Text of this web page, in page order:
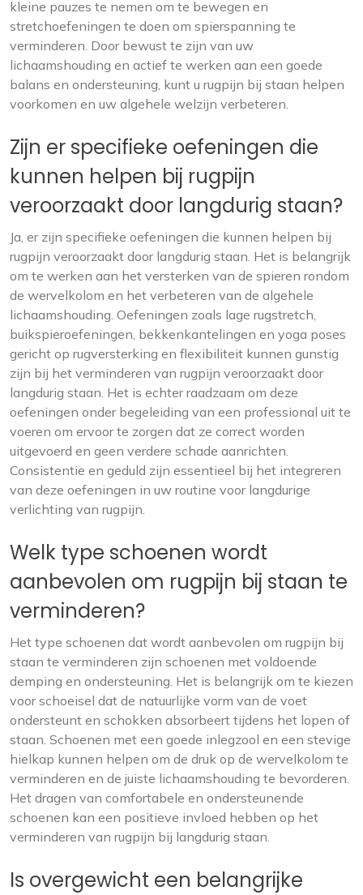
kleine pauzes te nemen om te bewegen en
stretchoefeningen te doen om spierspanning te
verminderen. Door bewust te zijn van uw
lichaamshouding en actief te werken aan een goede
balans en ondersteuning, kunt u rugpijn bij staan helpen
voorkomen en uw algehele welzijn verbeteren.
Zijn er specifieke oefeningen die
kunnen helpen bij rugpijn
veroorzaakt door langdurig staan?
Ja, er zijn specifieke oefeningen die kunnen helpen bij
rugpijn veroorzaakt door langdurig staan. Het is belangrijk
om te werken aan het versterken van de spieren rondom
de wervelkolom en het verbeteren van de algehele
lichaamshouding. Oefeningen zoals lage rugstretch,
buikspieroefeningen, bekkenkantelingen en yoga poses
gericht op rugversterking en flexibiliteit kunnen gunstig
zijn bij het verminderen van rugpijn veroorzaakt door
langdurig staan. Het is echter raadzaam om deze
oefeningen onder begeleiding van een professional uit te
voeren om ervoor te zorgen dat ze correct worden
uitgevoerd en geen verdere schade aanrichten.
Consistentie en geduld zijn essentieel bij het integreren
van deze oefeningen in uw routine voor langdurige
verlichting van rugpijn.
Welk type schoenen wordt
aanbevolen om rugpijn bij staan te
verminderen?
Het type schoenen dat wordt aanbevolen om rugpijn bij
staan te verminderen zijn schoenen met voldoende
demping en ondersteuning. Het is belangrijk om te kiezen
voor schoeisel dat de natuurlijke vorm van de voet
ondersteunt en schokken absorbeert tijdens het lopen of
staan. Schoenen met een goede inlegzool en een stevige
hielkap kunnen helpen om de druk op de wervelkolom te
verminderen en de juiste lichaamshouding te bevorderen.
Het dragen van comfortabele en ondersteunende
schoenen kan een positieve invloed hebben op het
verminderen van rugpijn bij langdurig staan.
Is overgewicht een belangrijke